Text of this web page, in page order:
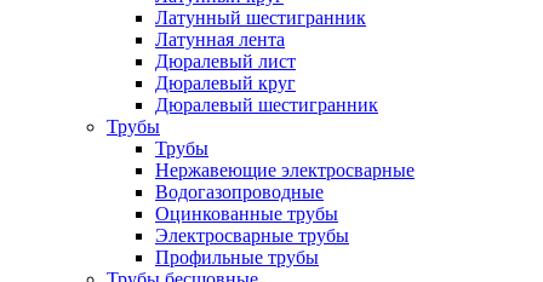
Латунный шестигранник
Латунная лента
Дюралевый лист
Дюралевый круг
Дюралевый шестигранник
Трубы
Трубы
Нержавеющие электросварные
Водогазопроводные
Оцинкованные трубы
Электросварные трубы
Профильные трубы